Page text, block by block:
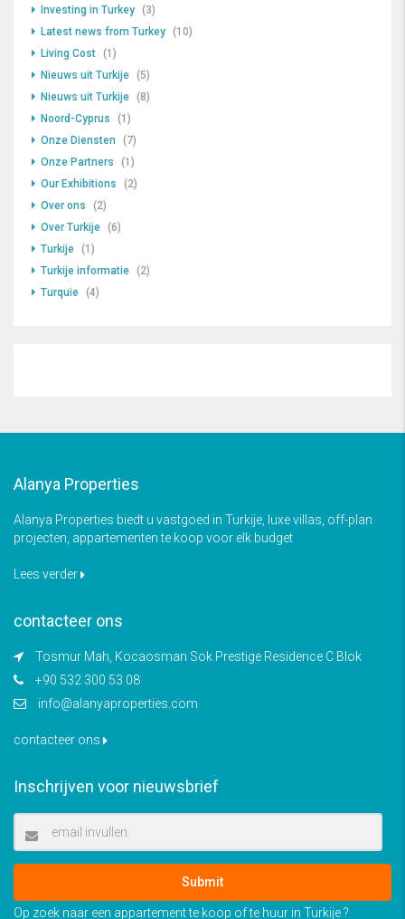
Investing in Turkey (3)
Latest news from Turkey (10)
Living Cost (1)
Nieuws uit Turkije (5)
Nieuws uit Turkije (8)
Noord-Cyprus
(1)
Onze Diensten
(7)
Onze Partners
(1)
Our Exhibitions
(2)
Over ons
(2)
Over Turkije (6)
Turkije (1)
Turkije informatie (2)
Turquie (4)
Alanya Properties
Alanya Properties biedt u vastgoed in Turkije, luxe villas, off-plan
projecten, appartementen te koop voor elk budget
Lees verder
contacteer ons
Tosmur Mah, Kocaosman Sok Prestige Residence C Blok
+90 532 300 53 08
info@alanyaproperties.com
contacteer ons
Inschrijven voor nieuwsbrief
Submit
Op zoek naar een appartement te koop of te huur in Turkije ?